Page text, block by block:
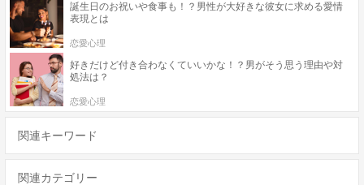
誕生日のお祝いや食事も！？男性が大好きな彼女に求める愛情
表現とは
恋愛心理
好きだけど付き合わなくていいかな！？男がそう思う理由や対
処法は？
恋愛心理
関連キーワード
関連カテゴリー